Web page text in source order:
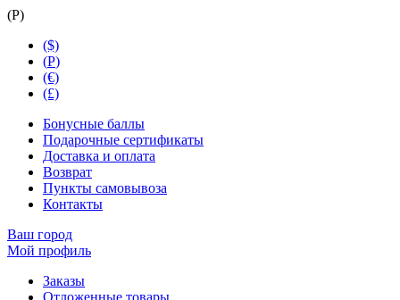
(Р)
($)
(Р)
(€)
(£)
Бонусные баллы
Подарочные сертификаты
Доставка и оплата
Возврат
Пункты самовывоза
Контакты
Ваш город
Мой профиль
Заказы
Отложенные товары